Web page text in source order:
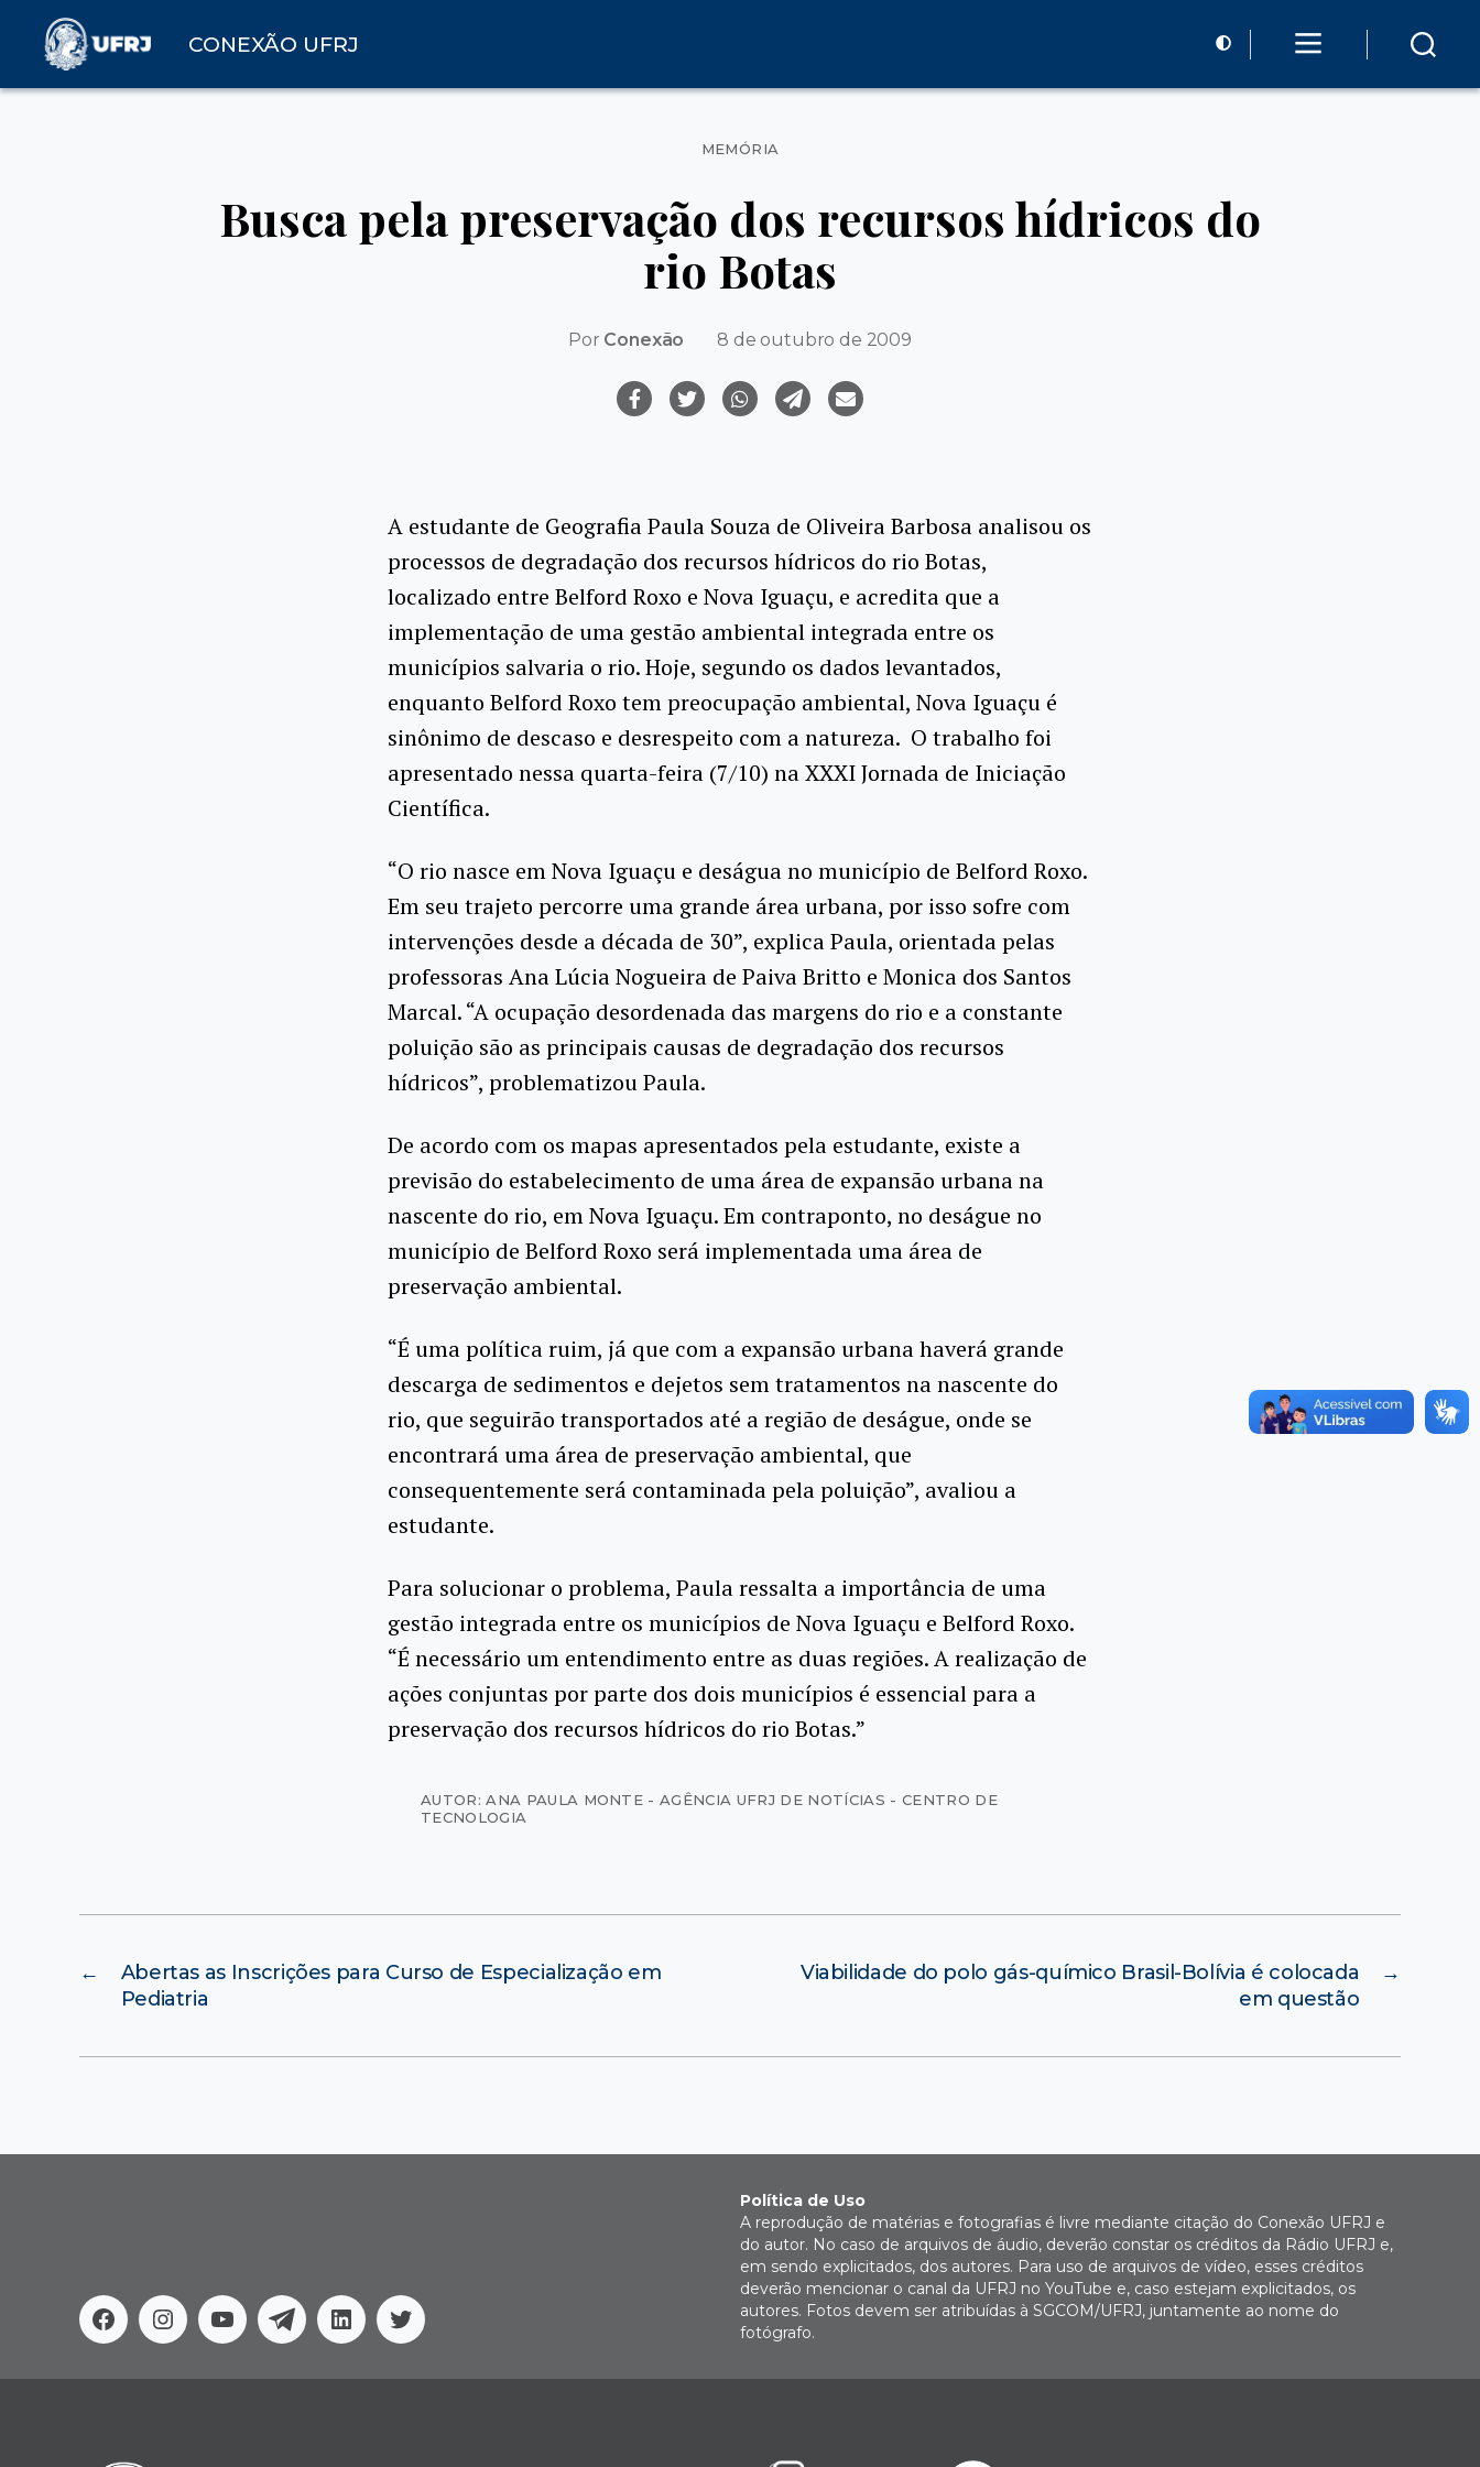
CONEXÃO UFRJ
Categorias
MEMÓRIA
Busca pela preservação dos recursos hídricos do
rio Botas
Por Conexão 8 de outubro de 2009
A estudante de Geografia Paula Souza de Oliveira Barbosa analisou os
processos de degradação dos recursos hídricos do rio Botas,
localizado entre Belford Roxo e Nova Iguaçu, e acredita que a
implementação de uma gestão ambiental integrada entre os
municípios salvaria o rio. Hoje, segundo os dados levantados,
enquanto Belford Roxo tem preocupação ambiental, Nova Iguaçu é
sinônimo de descaso e desrespeito com a natureza. O trabalho foi
apresentado nessa quarta-feira (7/10) na XXXI Jornada de Iniciação
Científica.
“O rio nasce em Nova Iguaçu e deságua no município de Belford Roxo.
Em seu trajeto percorre uma grande área urbana, por isso sofre com
intervenções desde a década de 30”, explica Paula, orientada pelas
professoras Ana Lúcia Nogueira de Paiva Britto e Monica dos Santos
Marcal. “A ocupação desordenada das margens do rio e a constante
poluição são as principais causas de degradação dos recursos
hídricos”, problematizou Paula.
De acordo com os mapas apresentados pela estudante, existe a
previsão do estabelecimento de uma área de expansão urbana na
nascente do rio, em Nova Iguaçu. Em contraponto, no deságue no
município de Belford Roxo será implementada uma área de
preservação ambiental.
“É uma política ruim, já que com a expansão urbana haverá grande
descarga de sedimentos e dejetos sem tratamentos na nascente do
rio, que seguirão transportados até a região de deságue, onde se
encontrará uma área de preservação ambiental, que
consequentemente será contaminada pela poluição”, avaliou a
estudante.
Para solucionar o problema, Paula ressalta a importância de uma
gestão integrada entre os municípios de Nova Iguaçu e Belford Roxo.
“É necessário um entendimento entre as duas regiões. A realização de
ações conjuntas por parte dos dois municípios é essencial para a
preservação dos recursos hídricos do rio Botas.”
AUTOR: ANA PAULA MONTE - AGÊNCIA UFRJ DE NOTÍCIAS - CENTRO DE
TECNOLOGIA
←
Abertas as Inscrições para Curso de Especialização em
Pediatria
→
Viabilidade do polo gás-químico Brasil-Bolívia é colocada
em questão
FacebookInstagram
YoutubeTelegramLinkedinTwitter
Política de Uso
A reprodução de matérias e fotografias é livre mediante citação do Conexão UFRJ e
do autor. No caso de arquivos de áudio, deverão constar os créditos da Rádio UFRJ e,
em sendo explicitados, dos autores. Para uso de arquivos de vídeo, esses créditos
deverão mencionar o canal da UFRJ no YouTube e, caso estejam explicitados, os
autores. Fotos devem ser atribuídas à SGCOM/UFRJ, juntamente ao nome do
fotógrafo.